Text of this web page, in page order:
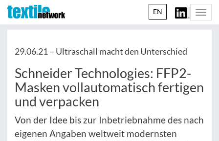
EN
29.06.21 – Ultraschall macht den Unterschied
Schneider Technologies: FFP2-
Masken vollautomatisch fertigen
und verpacken
Von der Idee bis zur Inbetriebnahme des nach
eigenen Angaben weltweit modernsten